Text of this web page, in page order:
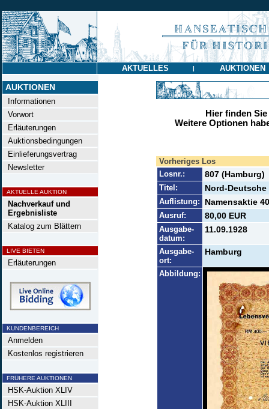
AKTUELLES | AUKTIONEN
AUKTIONEN
Informationen
Vorwort
Erläuterungen
Auktionsbedingungen
Einlieferungsvertrag
Newsletter
AKTUELLE AUKTION
Nachverkauf und
Ergebnisliste
Katalog zum Blättern
LIVE BIETEN
Erläuterungen
KUNDENBEREICH
Anmelden
Kostenlos registrieren
FRÜHERE AUKTIONEN
HSK-Auktion XLIV
HSK-Auktion XLIII
Hier finden
Weitere Optionen
Vorheriges Los
Losnr.:
807 (Hamburg)
Titel: Nord-
Auflistung: Namensaktie
Ausruf: 80,00 EUR
Ausgabe-
datum:
11.09.1928
Ausgabe-
ort:
Hamburg
Abbildung: